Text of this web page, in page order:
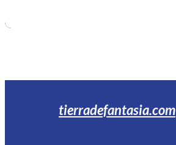
tierradefantasia.com